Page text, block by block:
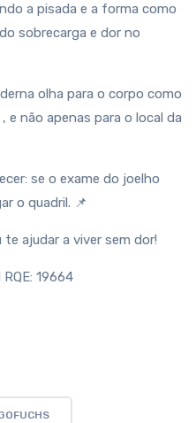
a pisada e a forma como
sobrecarga e dor no
olha para o corpo como
e não apenas para o local da
se o exame do joelho
o quadril. 📌
te ajudar a viver sem dor!
19664